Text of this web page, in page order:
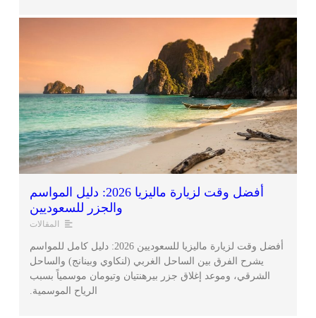
أفضل وقت لزيارة ماليزيا 2026: دليل المواسم
والجزر للسعوديين
المقالات
أفضل وقت لزيارة ماليزيا للسعوديين 2026: دليل كامل للمواسم
يشرح الفرق بين الساحل الغربي (لنكاوي وبينانج) والساحل
الشرقي، وموعد إغلاق جزر بيرهنتيان وتيومان موسمياً بسبب
الرياح الموسمية.